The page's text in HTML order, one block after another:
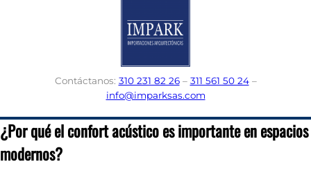
Contáctanos: 310 231 82 26– 311 561 50 24–
info@imparksas.com
¿Por qué el confort acústico es importante en espacios
modernos?